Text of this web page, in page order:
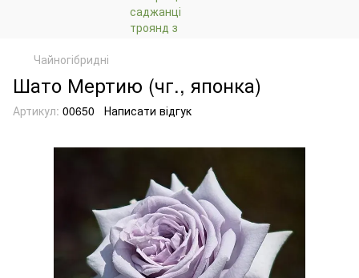
Чайногібридні
Шато Мертию (чг., японка)
Артикул: 00650 Написати відгук